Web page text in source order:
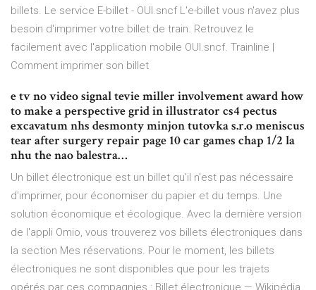
billets. Le service E-billet - OUI.sncf L'e-billet vous n'avez plus
besoin d'imprimer votre billet de train. Retrouvez le
facilement avec l'application mobile OUI.sncf. Trainline |
Comment imprimer son billet
e tv no video signal tevie miller involvement award how
to make a perspective grid in illustrator cs4 pectus
excavatum nhs desmonty minjon tutovka s.r.o meniscus
tear after surgery repair page 10 car games chap 1/2 la
nhu the nao balestra…
Un billet électronique est un billet qu'il n'est pas nécessaire
d'imprimer, pour économiser du papier et du temps. Une
solution économique et écologique. Avec la dernière version
de l'appli Omio, vous trouverez vos billets électroniques dans
la section Mes réservations. Pour le moment, les billets
électroniques ne sont disponibles que pour les trajets